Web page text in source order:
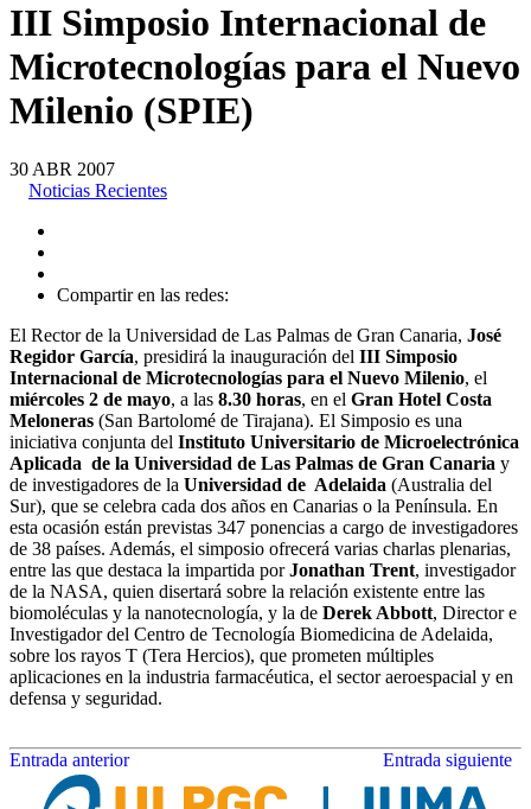
III Simposio Internacional de
Microtecnologías para el Nuevo
Milenio (SPIE)
30 ABR 2007
Noticias Recientes
Compartir en las redes:
El Rector de la Universidad de Las Palmas de Gran Canaria, José
Regidor García, presidirá la inauguración del III Simposio
Internacional de Microtecnologías para el Nuevo Milenio, el
miércoles 2 de mayo, a las 8.30 horas, en el Gran Hotel Costa
Meloneras (San Bartolomé de Tirajana). El Simposio es una
iniciativa conjunta del Instituto Universitario de Microelectrónica
Aplicada de la Universidad de Las Palmas de Gran Canaria y
de investigadores de la Universidad de Adelaida (Australia del
Sur), que se celebra cada dos años en Canarias o la Península. En
esta ocasión están previstas 347 ponencias a cargo de investigadores
de 38 países. Además, el simposio ofrecerá varias charlas plenarias,
entre las que destaca la impartida porJonathan Trent, investigador
de la NASA, quien disertará sobre la relación existente entre las
biomoléculas y la nanotecnología, y la de Derek Abbott, Director e
Investigador del Centro de Tecnología Biomedicina de Adelaida,
sobre los rayos T (Tera Hercios), que prometen múltiples
aplicaciones en la industria farmacéutica, el sector aeroespacial y en
defensa y seguridad.
Entrada anterior Entrada siguiente